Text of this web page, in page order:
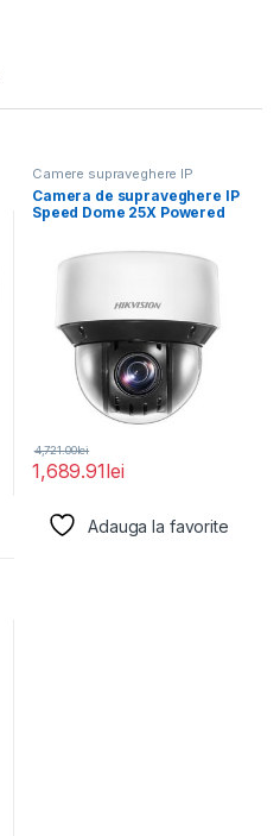
Camere supraveghere IP
Camera de supraveghere IP
Speed Dome 25X Powered
1,689.91lei
4,721.00lei
Adauga la favorite